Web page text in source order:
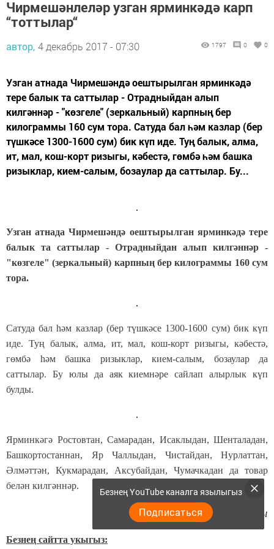
Чирмешәнлеләр узган ярминкәдә карп
“тоттылар“
автор, 4 декабрь 2017 - 07:30 1797 0 0
Узган атнада Чирмешәндә оештырылган ярминкәдә
тере балык та саттылар - Отрадныйдан алып
килгәннәр - "көзгеле" (зеркальный) карпның бер
килограммы 160 сум тора. Сатуда бал һәм казлар (бер
түшкәсе 1300-1600 сум) бик күп иде. Туң балык, алма,
ит, мал, кош-корт ризыгы, кәбестә, гөмбә һәм башка
ризыклар, кием-салым, бозаулар да саттылар. Бу...
Узган атнада Чирмешәндә оештырылган ярминкәдә тере
балык та саттылар - Отрадныйдан алып килгәннәр -
"көзгеле" (зеркальный) карпның бер килограммы 160 сум
тора.
Сатуда бал һәм казлар (бер түшкәсе 1300-1600 сум) бик күп
иде. Туң балык, алма, ит, мал, кош-корт ризыгы, кәбестә,
гөмбә һәм башка ризыклар, кием-салым, бозаулар да
саттылар. Бу юлы да аяк киемнәре сайлап алырлык күп
булды.
Ярминкәгә Ростовтан, Самарадан, Исаклыдан, Шенталадан,
Башкортостаннан, Яр Чаллыдан, Чистайдан, Нурлаттан,
Әлмәттән, Кукмарадан, Аксубайдан, Чумачкадан да товар
белән килгәннәр.
Автор фотолары
Безнең сайтта укыгыз:
Безнең YouTube каналга язылыгыз
Подписаться